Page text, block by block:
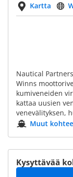
Kartta
Nautical
Winns
kumiveneiden
kattaa uusien
venevälityksen,
Muut
Kysyttävää